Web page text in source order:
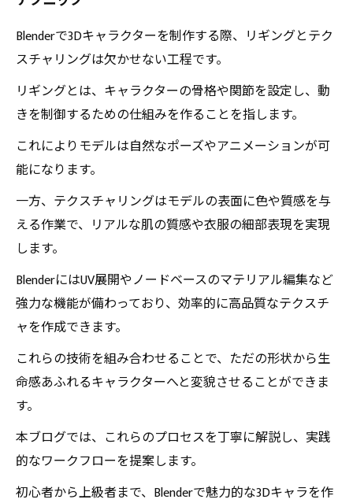
Blenderで3Dキャラクターを制作する際、リギングとテク
スチャリングは欠かせない工程です。
リギングとは、キャラクターの骨格や関節を設定し、動
きを制御するための仕組みを作ることを指します。
これによりモデルは自然なポーズやアニメーションが可
能になります。
一方、テクスチャリングはモデルの表面に色や質感を与
える作業で、リアルな肌の質感や衣服の細部表現を実現
します。
BlenderにはUV展開やノードベースのマテリアル編集など
強力な機能が備わっており、効率的に高品質なテクスチ
ャを作成できます。
これらの技術を組み合わせることで、ただの形状から生
命感あふれるキャラクターへと変貌させることができま
す。
本ブログでは、これらのプロセスを丁寧に解説し、実践
的なワークフローを提案します。
初心者から上級者まで、Blenderで魅力的な3Dキャラを作